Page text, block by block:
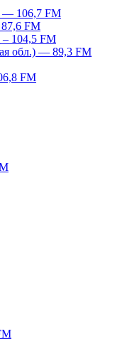
— 106,7 FM
FM
– 104,5 FM
обл.) — 89,3 FM
FM